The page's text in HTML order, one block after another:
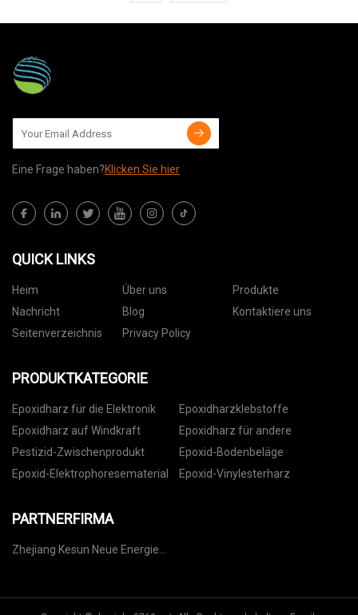
Eine Frage haben?Klicken Sie hier
QUICK LINKS
Heim Über uns
Produkte
Nachricht
Blog
Kontaktiere uns
Seitenverzeichnis
Privacy Policy
PRODUKTKATEGORIE
Epoxidharz für die Elektronik
Epoxidharzklebstoffe
Epoxidharz auf Windkraft
Epoxidharz für andere
Pestizid-Zwischenprodukt
Epoxid-Bodenbeläge
Epoxid-Elektrophoresematerial
Epoxid-Vinylesterharz
PARTNERFIRMA
Zhejiang Kesun Neue Energie